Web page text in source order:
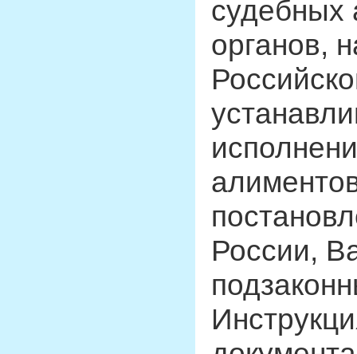
судебных
органов,
России,